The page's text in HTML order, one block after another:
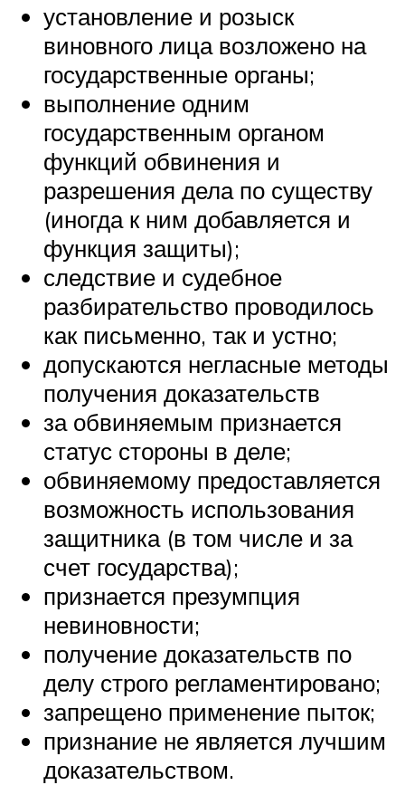
установление и розыск
виновного лица возложено на
государственные органы;
выполнение одним
государственным органом
функций обвинения и
разрешения дела по существу
(иногда к ним добавляется и
функция защиты);
следствие и судебное
разбирательство проводилось
как письменно, так и устно;
допускаются негласные методы
получения доказательств
за обвиняемым признается
статус стороны в деле;
обвиняемому предоставляется
возможность использования
защитника (в том числе и за
счет государства);
признается презумпция
невиновности;
получение доказательств по
делу строго регламентировано;
запрещено применение пыток;
признание не является лучшим
доказательством.